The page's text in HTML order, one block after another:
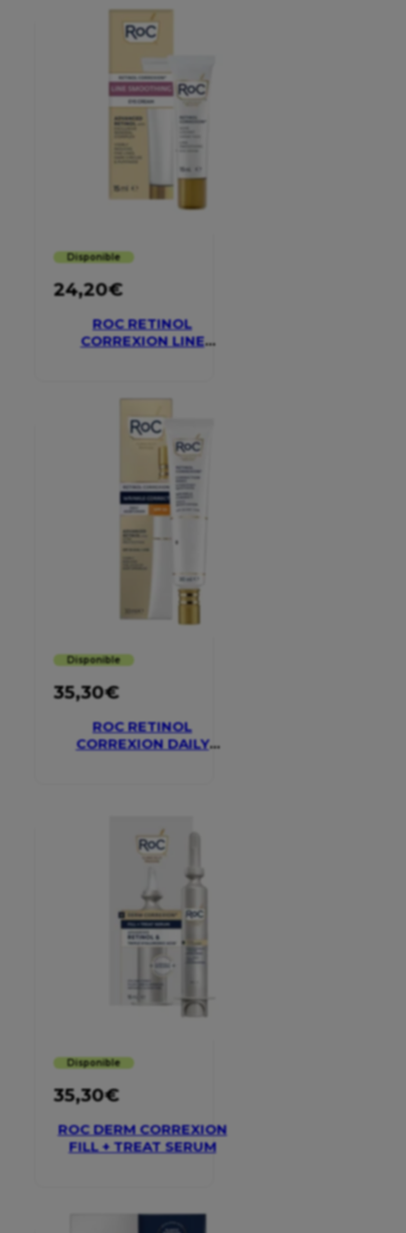
Disponible
24,20€
ROC RETINOL
CORREXION LINE
Disponible
35,30€
ROC RETINOL
CORREXION DAILY
Disponible
35,30€
ROC DERM CORREXION
FILL + TREAT SERUM